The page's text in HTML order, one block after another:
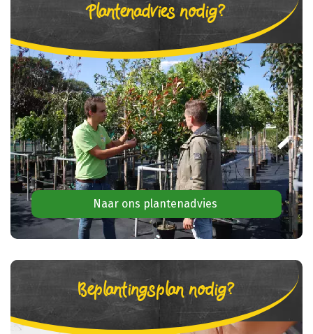
Plantenadvies nodig?
Naar ons plantenadvies
Beplantingsplan nodig?